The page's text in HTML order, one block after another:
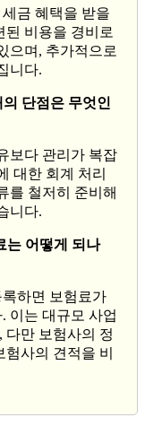
금 혜택을 받을
된 비용을 경비로
으며, 추가적으로
니다.
단점은 무엇인
보다 관리가 복잡
대한 회계 처리
를 철저히 준비해
니다.
는 어떻게 되나
하면 보험료가
이는 대규모 사업
다만 보험사의 정
사의 견적을 비